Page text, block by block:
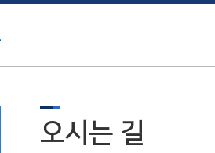
오시는 길